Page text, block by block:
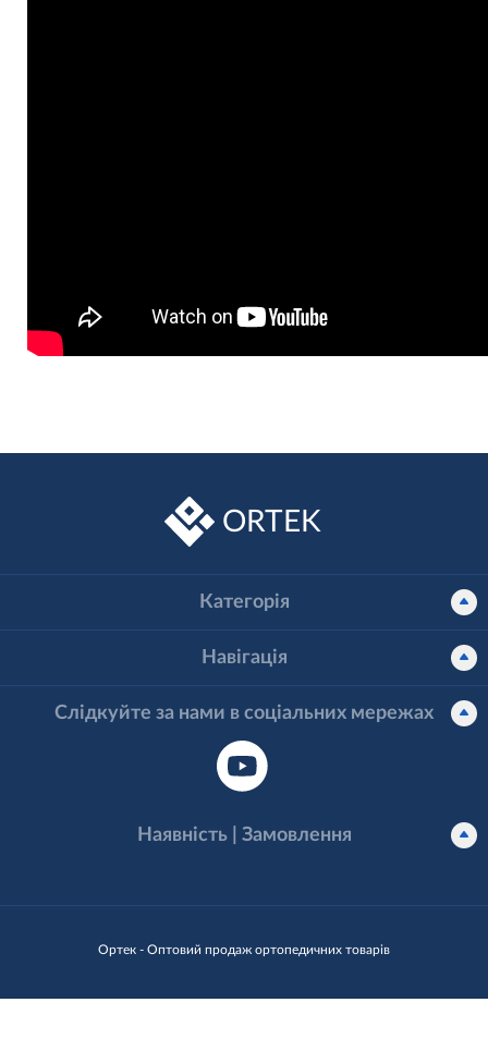
ORTEK
Ортек - Оптовий продаж ортопедичних товарів
Категорія
Навігація
Слідкуйте за нами в соціальних мережах
Наявність | Замовлення